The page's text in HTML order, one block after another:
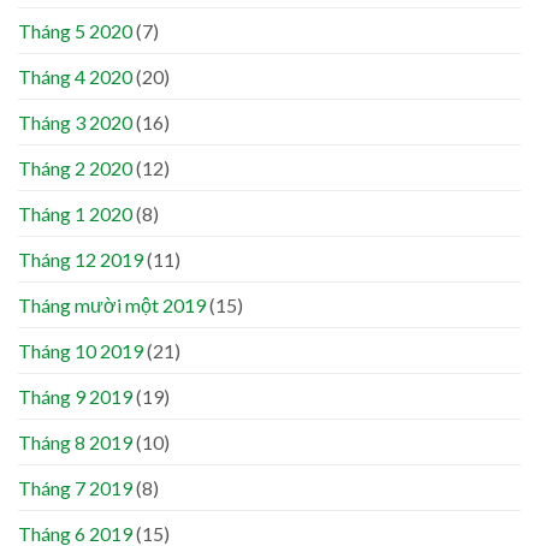
Tháng 5 2020(7)
Tháng 4 2020(20)
Tháng 3 2020(16)
Tháng 2 2020(12)
Tháng 1 2020(8)
Tháng 12 2019(11)
Tháng mười một 2019(15)
Tháng 10 2019(21)
Tháng 9 2019(19)
Tháng 8 2019(10)
Tháng 7 2019(8)
Tháng 6 2019(15)